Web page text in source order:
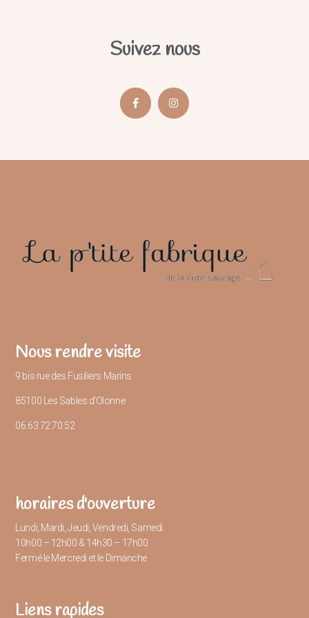
Suivez nous
Nous rendre visite
9 bis rue des Fusiliers Marins
85100 Les Sables d’Olonne
06.63.72.70.52
horaires d'ouverture
Lundi, Mardi, Jeudi, Vendredi, Samedi
10h00 – 12h00 & 14h30 – 17h00
Fermé le Mercredi et le Dimanche
Liens rapides